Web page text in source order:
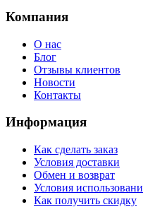
Компания
О нас
Блог
Отзывы клиентов
Новости
Контакты
Информация
Как сделать заказ
Условия доставки
Обмен и возврат
Условия
Как получить скидку